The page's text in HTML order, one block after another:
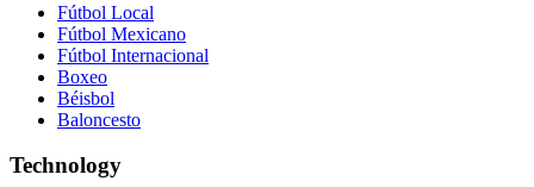
Fútbol Local
Fútbol Mexicano
Fútbol Internacional
Boxeo
Béisbol
Baloncesto
Technology